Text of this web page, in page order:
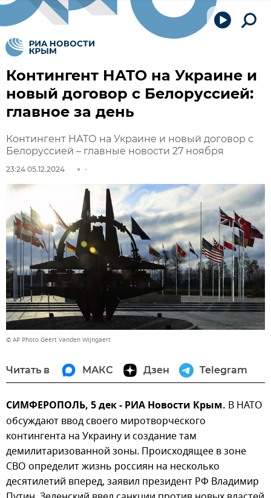
Контингент НАТО на Украине и
новый договор с Белоруссией:
главное за день
Контингент НАТО на Украине и новый договор с
Белоруссией – главные новости 27 ноября
23:24 05.12.2024
© AP Photo Geert Vanden Wijngaert
Читать в МАКС Дзен Telegram
СИМФЕРОПОЛЬ, 5 дек - РИА Новости Крым. В НАТО
обсуждают ввод своего миротворческого
контингента на Украину и создание там
демилитаризованной зоны. Происходящее в зоне
СВО определит жизнь россиян на несколько
десятилетий вперед, заявил президент РФ Владимир